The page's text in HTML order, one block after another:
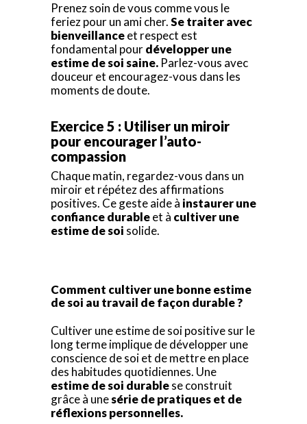
Prenez soin de vous comme vous le
feriez pour un ami cher.Se traiter avec
bienveillanceet respect est
fondamental pourdévelopper une
estime de soi saine. Parlez-vous avec
douceur et encouragez-vous dans les
moments de doute.
Exercice 5 : Utiliser un miroir
pour encourager l’auto-
compassion
Chaque matin, regardez-vous dans un
miroir et répétez des affirmations
positives. Ce geste aide à instaurer une
confiance durableet à cultiver une
estime de soi solide.
Comment cultiver une bonne estime
de soi au travail de façon durable ?
Cultiver une estime de soi positive sur le
long terme implique de développer une
conscience de soi et de mettre en place
des habitudes quotidiennes. Une
estime de soi durablese construit
grâce à unesérie de pratiques et de
réflexions personnelles.